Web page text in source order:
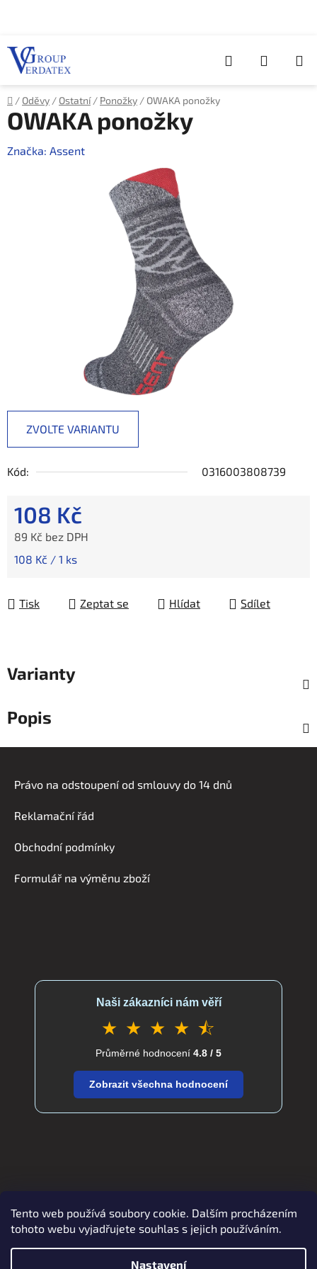
Tento web používá soubory cookie. Dalším procházením
tohoto webu vyjadřujete souhlas s jejich používáním.
Nastavení
Hledat
KOŠÍK
Domů
/ Oděvy / Ostatní / Ponožky / OWAKA ponožky
ZVOLTE VARIANTU
Kód: 0316003808739
108 Kč
89 Kč bez DPH
Měrná cena:
108 Kč / 1 ks
Tisk Zeptat se Hlídat Sdílet
OWAKA ponožky
Značka: Assent
Varianty
Popis
Právo na odstoupení od smlouvy do 14 dnů
Reklamační řád
Obchodní podmínky
Formulář na výměnu zboží
Naši zákazníci nám věří
★ ★ ★ ★ ⯪
Průměrné hodnocení 4.8 / 5
Zobrazit všechna hodnocení
Zboží.cz Heureka.cz verdatex.cz